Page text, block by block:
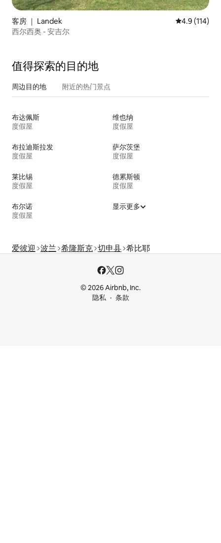
客房 ｜ Landek 平均评分 4.9
4.9 (114)
西尔西奥 - 安吉尔
值得探索的目的地
周边目的地 附近的热门景点
布达佩斯
度假屋
维也纳
度假屋
布拉迪斯拉发
度假屋
萨尔茨堡
度假屋
莱比锡
度假屋
德累斯顿
度假屋
布尔诺
度假屋
显示更多
爱彼迎 波兰 希隆斯克 切申县 希比耶
© 2026 Airbnb, Inc.
隐私
条款